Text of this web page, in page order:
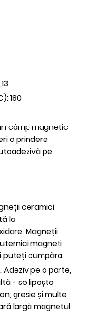
180
câmp magnetic
o prindere
pe
ceramici
la
Magneții
magneți
puteți cumpăra.
Adeziv pe o parte,
- se lipește
gresie și multe
largă magnetul